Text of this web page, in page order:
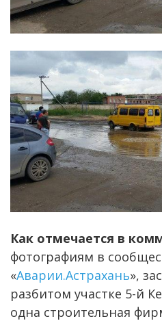
Как отмечается в
фотографиям в
«Аварии.Астрахань»,
разбитом участке 5-й
одна строительная